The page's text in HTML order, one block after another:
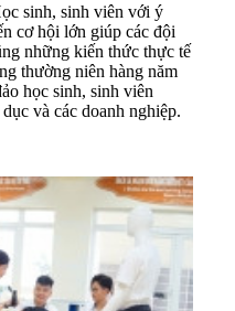
sinh, sinh viên với ý
cơ hội lớn giúp các đội
những kiến thức thực tế
thường niên hàng năm
học sinh, sinh viên
và các doanh nghiệp.